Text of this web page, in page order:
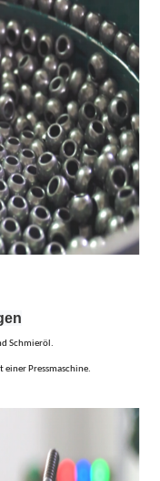
Schmieröl.
einer Pressmaschine.